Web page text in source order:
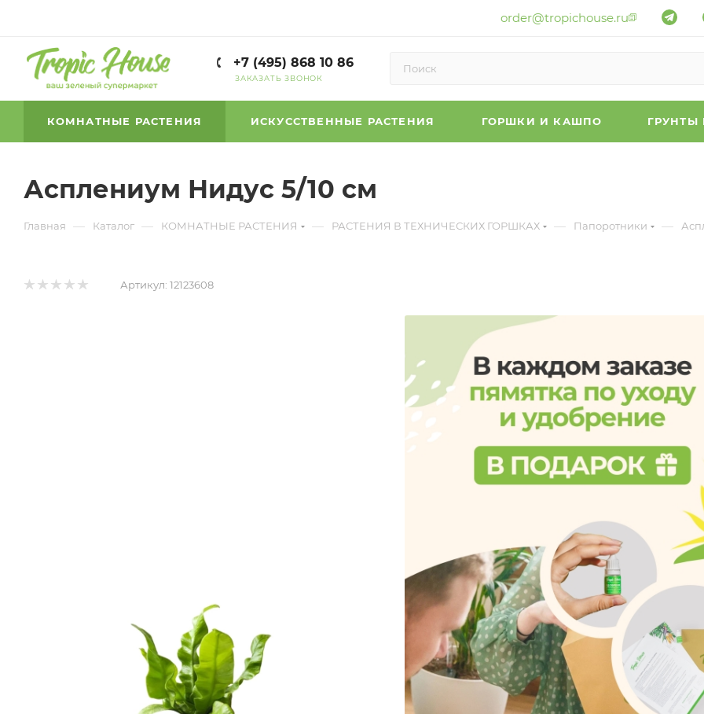
order@tropichouse.ru
+7 (495) 868 10 86
ЗАКАЗАТЬ ЗВОНОК
КОМНАТНЫЕ РАСТЕНИЯ ИСКУССТВЕННЫЕ РАСТЕНИЯ ГОРШКИ И КАШПО ГРУНТЫ
Асплениум Нидус 5/10 см
Главная — Каталог — КОМНАТНЫЕ РАСТЕНИЯ — РАСТЕНИЯ В ТЕХНИЧЕСКИХ ГОРШКАХ — Папоротники —
Артикул: 12123608